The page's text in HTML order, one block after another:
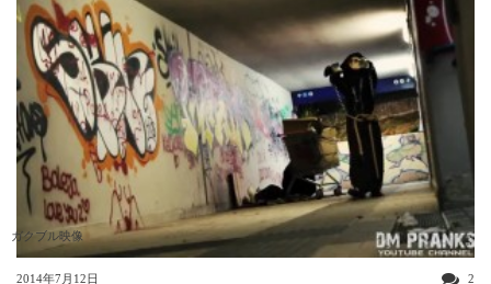
ガクブル映像
2014年7月12日 2